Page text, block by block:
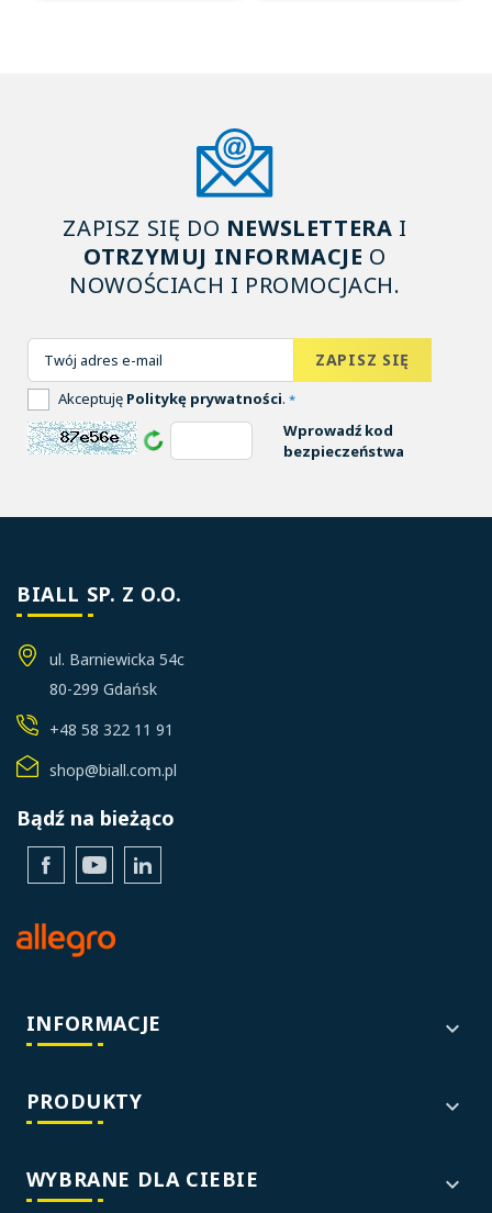
ZAPISZ SIĘ DO NEWSLETTERA I
OTRZYMUJ INFORMACJE O
NOWOŚCIACH I PROMOCJACH.
Akceptuję Politykę prywatności. *
Wprowadź kod
bezpieczeństwa
BIALL SP. Z O.O.
ul. Barniewicka 54c
80-299 Gdańsk
+48 58 322 11 91
shop@biall.com.pl
Bądź na bieżąco
FacebookYouTubeLinkedIn
INFORMACJE 
PRODUKTY 
WYBRANE DLA CIEBIE 